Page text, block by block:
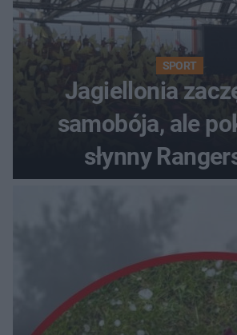
SPORT
Jagiellonia
samobója, ale